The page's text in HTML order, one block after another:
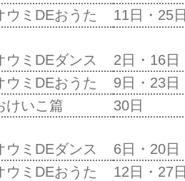
ウミDEおうた
11日・25日
ウミDEダンス 2日・16日
ウミDEおうた
9日・23日
けいこ篇
30日
ウミDEダンス 6日・20日
ウミDEおうた
12日・27日